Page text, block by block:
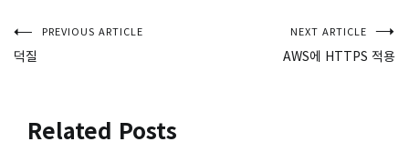
글
색
PREVIOUS ARTICLE
덕질
NEXT ARTICLE
AWS에 HTTPS 적용
Related Posts